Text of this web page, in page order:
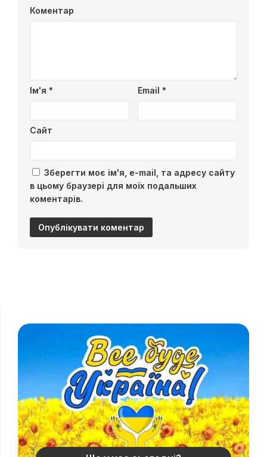
Коментар
Ім'я * Email *
Сайт
Зберегти моє ім'я, e-mail, та адресу сайту
в цьому браузері для моїх подальших
коментарів.